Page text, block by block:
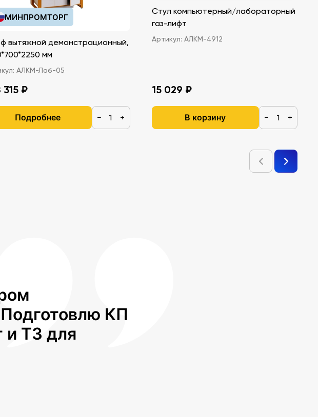
МИНПРОМТОРГ
вытяжной демонстрационный,
мм
АЛКМ-Лаб-05
315 ₽
Подробнее − +
Стул компьютерный/лабораторный
газ-лифт
Артикул: АЛКМ-4912
15 029 ₽
В корзину − +
КП
ТЗ для